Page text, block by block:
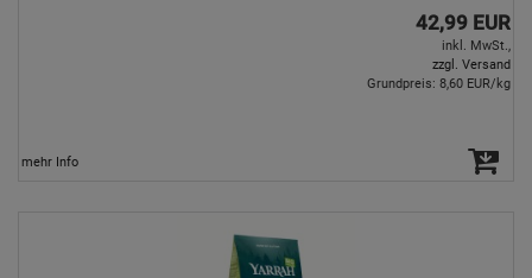
42,99 EUR
inkl. MwSt.,
zzgl. Versand
Grundpreis: 8,60 EUR/kg
mehr Info